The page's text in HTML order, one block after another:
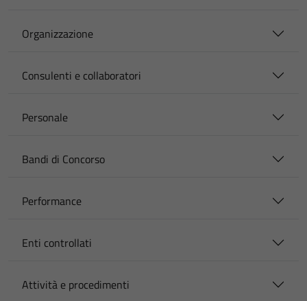
Organizzazione
Consulenti e collaboratori
Personale
Bandi di Concorso
Performance
Enti controllati
Attività e procedimenti